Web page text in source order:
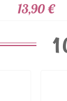
13,90 €